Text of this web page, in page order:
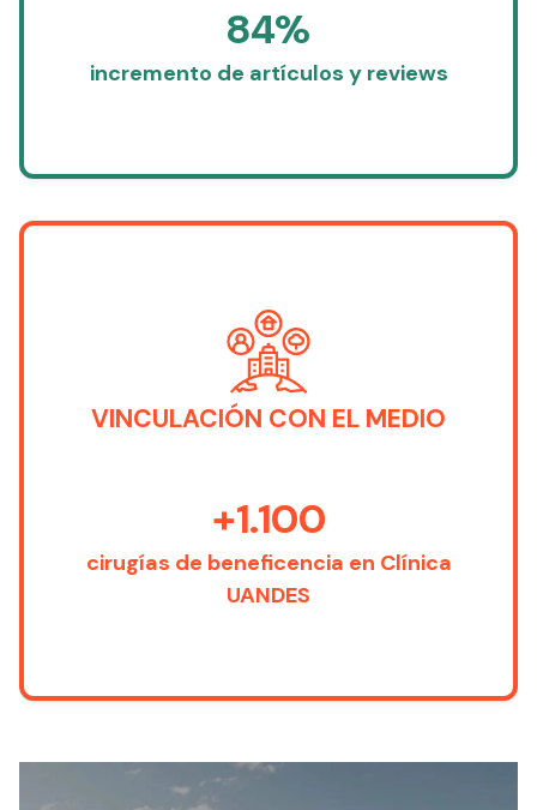
84%
incremento de artículos y reviews
VINCULACIÓN CON EL MEDIO
+1.100
cirugías de beneficencia en Clínica
UANDES